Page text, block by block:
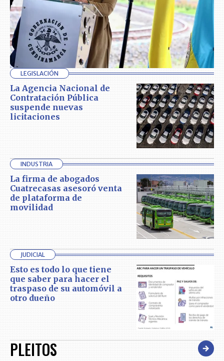
LEGISLACIÓN
La Agencia Nacional de
Contratación Pública
suspende nuevas
licitaciones
INDUSTRIA
La firma de abogados
Cuatrecasas asesoró venta
de plataforma de
movilidad
JUDICIAL
Esto es todo lo que tiene
que saber para hacer el
traspaso de su automóvil a
otro dueño
PLEITOS